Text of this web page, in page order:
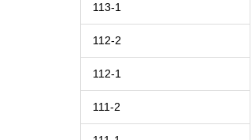
113-1
112-2
112-1
111-2